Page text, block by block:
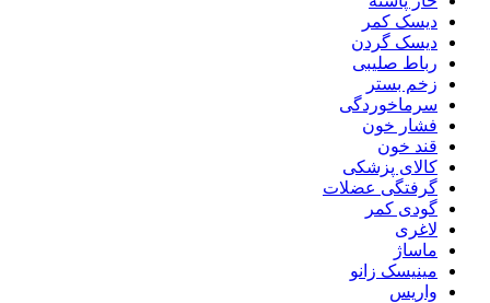
دیسک کمر
دیسک گردن
رباط صلیبی
زخم بستر
سرماخوردگی
فشار خون
قند خون
کالای پزشکی
گرفتگی عضلات
گودی کمر
لاغری
ماساژ
مینیسک زانو
واریس